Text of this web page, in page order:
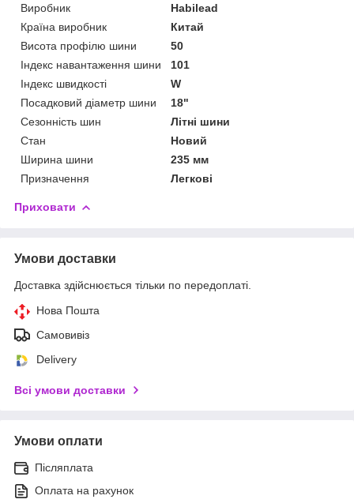
Виробник
Habilead
Країна виробник
Китай
Висота профілю шини
50
Індекс навантаження шини
101
Індекс швидкості
W
Посадковий діаметр шини
18"
Сезонність шин
Літні шини
Стан
Новий
Ширина шини
235 мм
Призначення
Легкові
Приховати
Умови доставки
Доставка здійснюється тільки по передоплаті.
Нова Пошта
Самовивіз
Delivery
Всі умови доставки
Умови оплати
Післяплата
Оплата на рахунок